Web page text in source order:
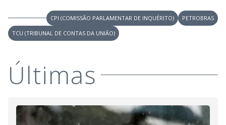
CPI (COMISSÃO PARLAMENTAR DE INQUÉRITO)
PETROBRAS
TCU (TRIBUNAL DE CONTAS DA UNIÃO)
Últimas